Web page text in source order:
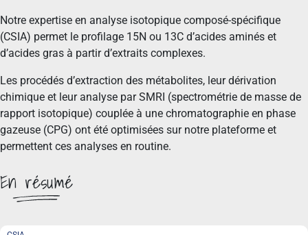
Notre expertise en analyse isotopique composé-spécifique
(CSIA) permet le profilage 15N ou 13C d’acides aminés et
d’acides gras à partir d’extraits complexes.
Les procédés d’extraction des métabolites, leur dérivation
chimique et leur analyse par SMRI (spectrométrie de masse de
rapport isotopique) couplée à une chromatographie en phase
gazeuse (CPG) ont été optimisées sur notre plateforme et
permettent ces analyses en routine.
En résumé